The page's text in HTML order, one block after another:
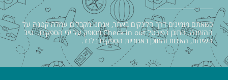
כשאתם מזמינים דרך הלינקים באתר, אנחנו מקבלים עמלה קטנה על
ההזמנה. התוכן בפורטל Check in out מסופק על ידי הספקים. טיב
השירות, האיכות והתוכן באחריות הספקים בלבד.